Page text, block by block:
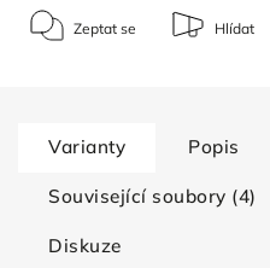
Zeptat se Hlídat
Varianty Popis
Související soubory (4)
Diskuze